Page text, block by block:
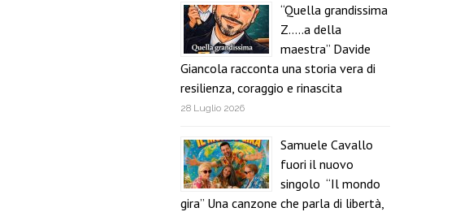
“Quella grandissima
Z…..a della
maestra” Davide
Giancola racconta una storia vera di
resilienza, coraggio e rinascita
28 Luglio 2026
Samuele Cavallo
fuori il nuovo
singolo “Il mondo
gira” Una canzone che parla di libertà,